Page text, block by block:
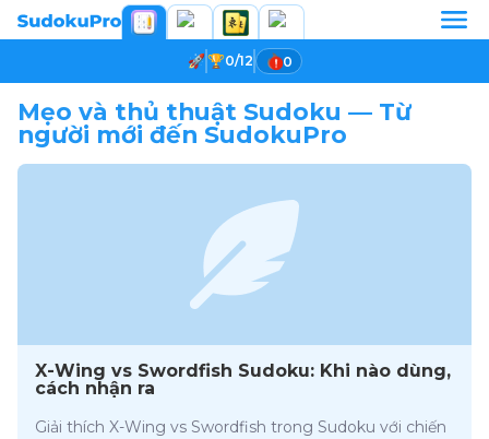
0/12 0
Mẹo và thủ thuật Sudoku — Từ
người mới đến SudokuPro
X-Wing vs Swordfish Sudoku: Khi nào dùng,
cách nhận ra
Giải thích X-Wing vs Swordfish trong Sudoku với chiến